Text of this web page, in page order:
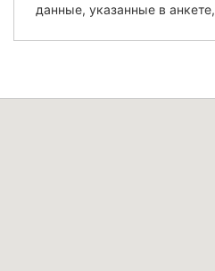
данные, указанные в анкете,